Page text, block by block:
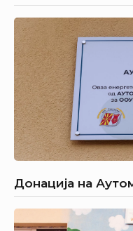
Донација на